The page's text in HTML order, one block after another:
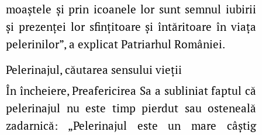
moaștele și prin icoanele lor sunt semnul iubirii
și prezenței lor sfințitoare și întăritoare în viața
pelerinilor”, a explicat Patriarhul României.
Pelerinajul, căutarea sensului vieții
În încheiere, Preafericirea Sa a subliniat faptul că
pelerinajul nu este timp pierdut sau osteneală
zadarnică: „Pelerinajul este un mare câștig